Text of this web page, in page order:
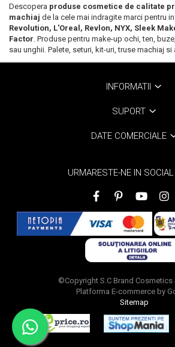
Descopera produse cosmetice de calitate
machiaj de la cele mai indragite marci pentru
Revolution, L'Oreal, Revlon, NYX, Sleek
Factor. Produse pentru make-up ochi, ten,
sau unghii. Palete, seturi, kit-uri, truse machiaj
INFORMATII
SUPORT
DATE COMERCIALE
URMARESTE-NE IN
©Copyright S.C Brand Cosmetics
Platforma E-commerce by
Sitemap